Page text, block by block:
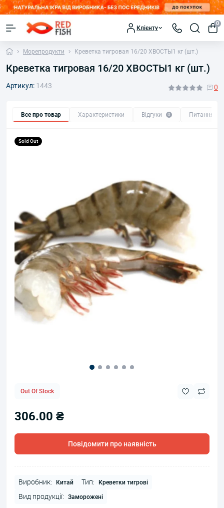
Клієнту
0
Морепродукти Креветка тигровая 16/20 ХВОСТЫ1 кг (шт.)
Креветка тигровая 16/20 ХВОСТЫ1 кг (шт.)
Артикул: 1443 0
Все про товар Характеристики Відгуки 0 Питання
Sold Out
Out Of Stock
306.00 ₴
Повідомити про наявність
Виробник: Китай Тип: Креветки тигрові
Вид продукції: Заморожені